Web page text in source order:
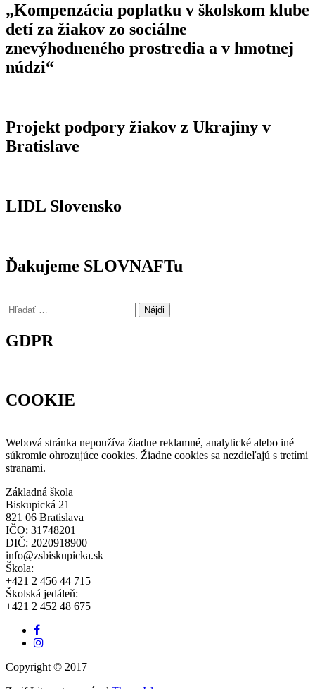
„Kompenzácia poplatku v školskom klube
detí za žiakov zo sociálne
znevýhodneného prostredia a v hmotnej
núdzi“
Projekt podpory žiakov z Ukrajiny v
Bratislave
LIDL Slovensko
Ďakujeme SLOVNAFTu
Hľadať:
GDPR
COOKIE
Webová stránka nepoužíva žiadne reklamné, analytické alebo iné
súkromie ohrozujúce cookies. Žiadne cookies sa nezdieľajú s tretími
stranami.
Základná škola
Biskupická 21
821 06 Bratislava
IČO: 31748201
DIČ: 2020918900
info@zsbiskupicka.sk
Škola:
+421 2 456 44 715
Školská jedáleň:
+421 2 452 48 675
Facebook
odkaz
Instagram
Copyright © 2017